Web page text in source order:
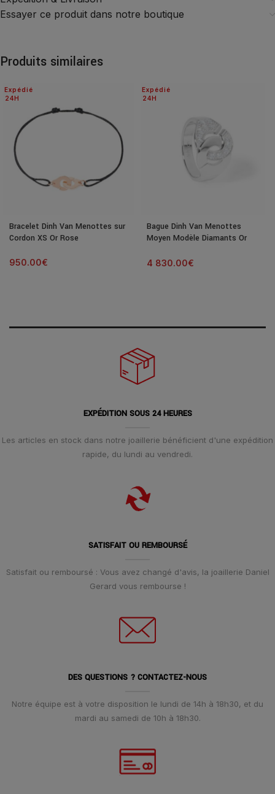
Essayer ce produit dans notre boutique
Produits similaires
24H
Expédié
Bracelet Dinh Van Menottes sur
Cordon XS Or Rose
950.00€
24H
Expédié
Bague Dinh Van Menottes
Moyen Modèle Diamants Or
4 830.00€
EXPÉDITION SOUS 24 HEURES
Les articles en stock dans notre joaillerie bénéficient d'une expédition
rapide, du lundi au vendredi.
SATISFAIT OU REMBOURSÉ
Satisfait ou remboursé : Vous avez changé d'avis, la joaillerie Daniel
Gerard vous rembourse !
DES QUESTIONS ? CONTACTEZ-NOUS
Notre équipe est à votre disposition le lundi de 14h à 18h30, et du
mardi au samedi de 10h à 18h30.